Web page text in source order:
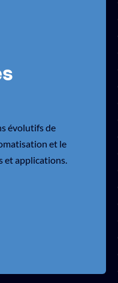
évolutifs de
et le
et applications.